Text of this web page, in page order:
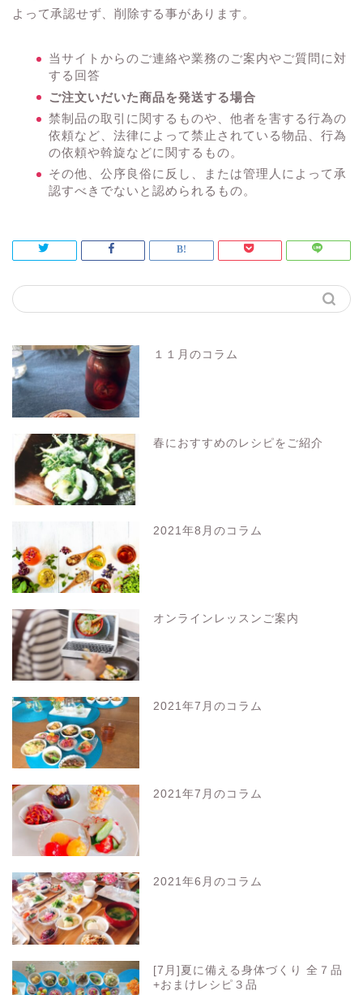
よって承認せず、削除する事があります。
当サイトからのご連絡や業務のご案内やご質問に対
する回答
ご注文いだいた商品を発送する場合
禁制品の取引に関するものや、他者を害する行為の
依頼など、法律によって禁止されている物品、行為
の依頼や斡旋などに関するもの。
その他、公序良俗に反し、または管理人によって承
認すべきでないと認められるもの。
１１月のコラム
春におすすめのレシピをご紹介
2021年8月のコラム
オンラインレッスンご案内
2021年7月のコラム
2021年7月のコラム
2021年6月のコラム
[7月]夏に備える身体づくり 全７品
+おまけレシピ３品